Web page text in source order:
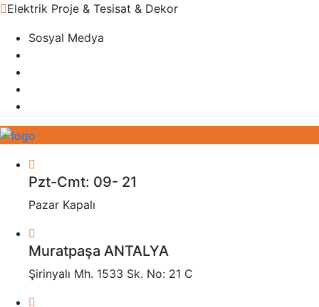
Elektrik Proje & Tesisat & Dekor
Sosyal Medya
Pzt-Cmt: 09- 21
Pazar Kapalı
Muratpaşa ANTALYA
Şirinyalı Mh. 1533 Sk. No: 21 C